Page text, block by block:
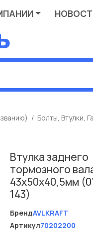
Болты, Втулки,
Втулка заднего
тормозного
43х50х40,5мм
143)
БрендAVLKRAFT
Артикул70202200